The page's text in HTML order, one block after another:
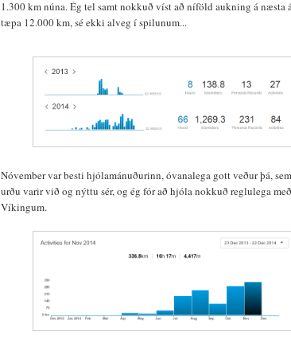
1.300 km núna. Ég tel samt nokkuð víst að níföld aukning á næsta
tæpa 12.000 km, sé ekki alveg í spilunum...
Nóvember var besti hjólamánuðurinn, óvanalega gott veður þá,
urðu varir við og nýttu sér, og ég fór að hjóla nokkuð reglulega með
Víkingum.